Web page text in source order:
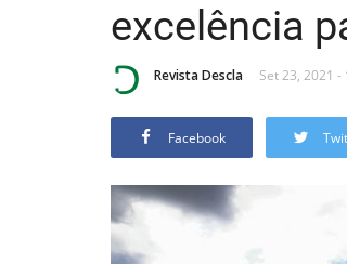
excelência
Revista Descla Set 23, 2021 -
Facebook